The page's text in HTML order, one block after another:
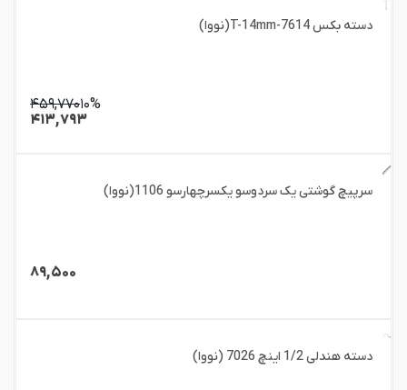
دسته بکس T-14mm-7614(نووا)
۴۵۹,۷۷۰۱۰%
۴۱۳,۷۹۳
سرپیچ گوشتی یک سردوسو یکسرچهارسو 1106(نووا)
۸۹,۵۰۰
دسته هندلی 1/2 اینچ 7026 (نووا)